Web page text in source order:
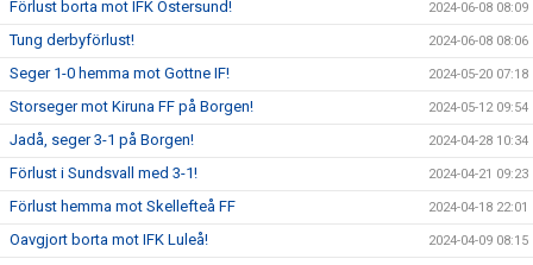
Förlust borta mot IFK Östersund! 2024-06-08 08:09
Tung derbyförlust! 2024-06-08 08:06
Seger 1-0 hemma mot Gottne IF! 2024-05-20 07:18
Storseger mot Kiruna FF på Borgen! 2024-05-12 09:54
Jadå, seger 3-1 på Borgen! 2024-04-28 10:34
Förlust i Sundsvall med 3-1! 2024-04-21 09:23
Förlust hemma mot Skellefteå FF 2024-04-18 22:01
Oavgjort borta mot IFK Luleå! 2024-04-09 08:15